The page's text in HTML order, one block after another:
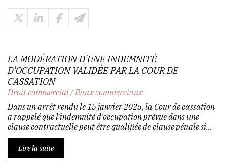
LA MODÉRATION D'UNE INDEMNITÉ
D'OCCUPATION VALIDÉE PAR LA COUR DE
CASSATION
Droit commercial/Baux commerciaux
Dans un arrêt rendu le 15 janvier 2025, la Cour de cassation
a rappelé que l'indemnité d'occupation prévue dans une
clause contractuelle peut être qualifiée de clause pénale si...
Lire la suite